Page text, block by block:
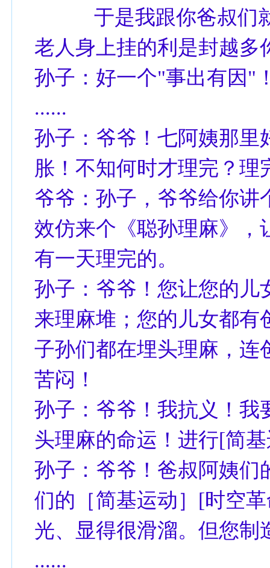
于是我跟你爸叔们就
老人身上挂的利是封越多
孙子：好一个"事出有因"
......
孙子：爷爷！七阿姨那里
胀！不知何时才理完？理
爷爷：孙子，爷爷给你讲
效仿来个《聪孙理麻》，
有一天理完的。
孙子：爷爷！您让您的儿
来理麻堆；您的儿女都有
子孙们都在埋头理麻，连
苦闷！
孙子：爷爷！我抗义！我
头理麻的命运！进行[简
孙子：爷爷！爸叔阿姨们
们的［简基运动］[时空
光、显得很滑溜。但您
......